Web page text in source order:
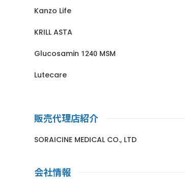
Kanzo Life
KRILL ASTA
Glucosamin 1240 MSM
Lutecare
販売代理店紹介
SORAICINE MEDICAL CO., LTD
会社情報